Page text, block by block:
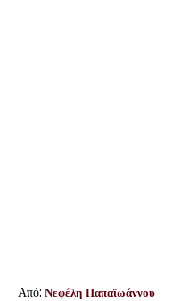
Από: Νεφέλη Παπαϊωάννου